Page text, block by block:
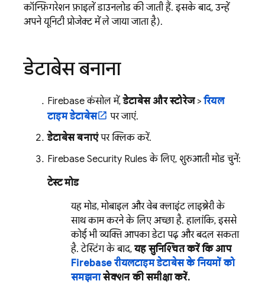
कॉन्फ़िगरेशन फ़ाइलें डाउनलोड की जाती हैं. इसके बाद, उन्हें
अपने यूनिटी प्रोजेक्ट में ले जाया जाता है).
डेटाबेस बनाना
Firebaseकंसोल में,डेटाबेस और स्टोरेज>रियल
टाइम डेटाबेस
पर जाएं.
डेटाबेस बनाएंपर क्लिक करें.
Firebase Security Rules के लिए, शुरुआती मोड चुनें:
टेस्ट मोड
यह मोड, मोबाइल और वेब क्लाइंट लाइब्रेरी के
साथ काम करने के लिए अच्छा है. हालांकि, इससे
कोई भी व्यक्ति आपका डेटा पढ़ और बदल सकता
है. टेस्टिंग के बाद, यह सुनिश्चित करें कि आप
Firebase रीयलटाइम डेटाबेस के नियमों को
समझनासेक्शन की समीक्षा करें.